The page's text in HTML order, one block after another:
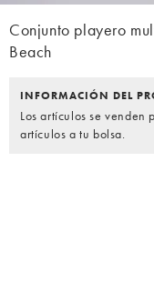
Conjunto playero
Beach
INFORMACIÓN DEL
Los artículos se venden
artículos a tu bolsa.